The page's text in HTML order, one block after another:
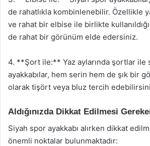
de rahatlıkla kombinlenebilir. Özellikle
ve rahat bir elbise ile birlikte
de rahat bir görünüm elde edersiniz.
4. **Şort ile:** Yaz aylarında şortlar ile
ayakkabılar, hem serin hem de şık bir
olarak tişört veya bluz tercih
Aldığınızda Dikkat Edilmesi
Siyah spor ayakkabı alırken dikkat
önemli noktalar bulunmaktadır: